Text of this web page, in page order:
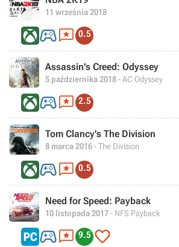
11 września 2018
 0.5
Assassin's Creed: Odyssey
5 października 2018- AC Odyssey
 2.5
Tom Clancy's The Division
8 marca 2016- The Division
 0.5
Need for Speed: Payback
10 listopada 2017- NFS Payback
 9.5 